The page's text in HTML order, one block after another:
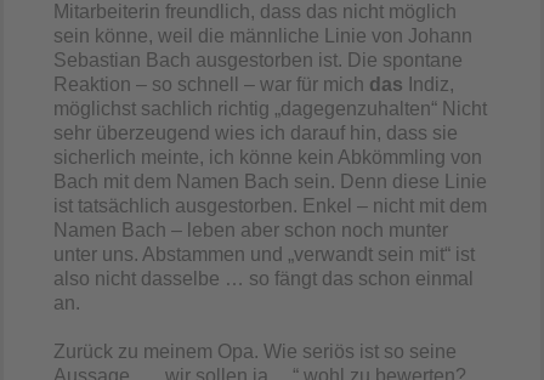
Mitarbeiterin freundlich, dass das nicht möglich
sein könne, weil die männliche Linie von Johann
Sebastian Bach ausgestorben ist. Die spontane
Reaktion – so schnell – war für mich das Indiz,
möglichst sachlich richtig „dagegenzuhalten“ Nicht
sehr überzeugend wies ich darauf hin, dass sie
sicherlich meinte, ich könne kein Abkömmling von
Bach mit dem Namen Bach sein. Denn diese Linie
ist tatsächlich ausgestorben. Enkel – nicht mit dem
Namen Bach – leben aber schon noch munter
unter uns. Abstammen und „verwandt sein mit“ ist
also nicht dasselbe … so fängt das schon einmal
an.
Zurück zu meinem Opa. Wie seriös ist so seine